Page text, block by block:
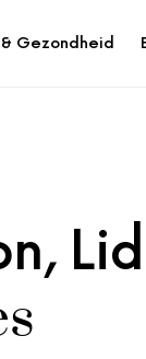
Gezondheid